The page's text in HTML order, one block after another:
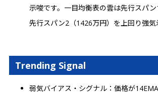
示唆です。一目均衡表の雲は先行スパ
先行スパン2（1426万円）を上回り強気
Trending Signal
弱気バイアス・シグナル：価格が